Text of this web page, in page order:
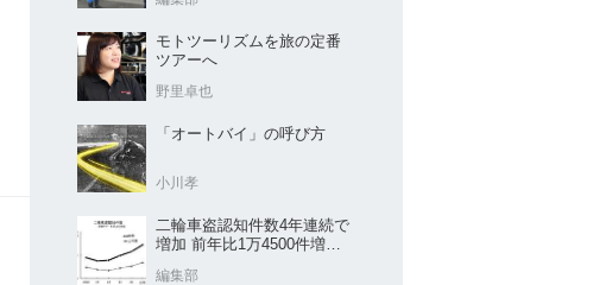
モトツーリズムを旅の定番
ツアーへ
野里卓也
「オートバイ」の呼び方
小川孝
二輪車盗認知件数4年連続で
増加 前年比1万4500件増／
編集部